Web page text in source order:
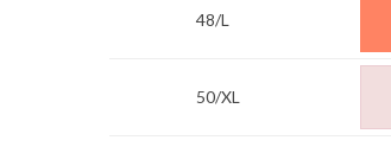
48/L
50/XL